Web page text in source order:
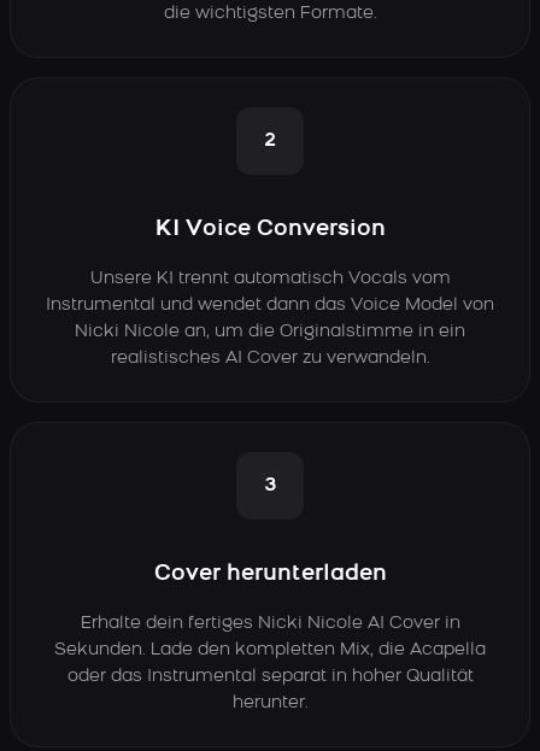
die wichtigsten Formate.
2
KI Voice Conversion
Unsere KI trennt automatisch Vocals vom
Instrumental und wendet dann das Voice Model von
Nicki Nicole an, um die Originalstimme in ein
realistisches AI Cover zu verwandeln.
3
Cover herunterladen
Erhalte dein fertiges Nicki Nicole AI Cover in
Sekunden. Lade den kompletten Mix, die Acapella
oder das Instrumental separat in hoher Qualität
herunter.